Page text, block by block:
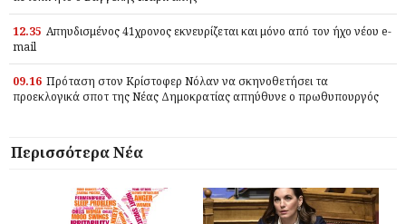
12.35 Απηυδισμένος 41χρονος εκνευρίζεται και μόνο από τον ήχο νέου e-
mail
09.16 Πρόταση στον Κρίστοφερ Νόλαν να σκηνοθετήσει τα
προεκλογικά σποτ της Νέας Δημοκρατίας απηύθυνε ο πρωθυπουργός
Περισσότερα Νέα